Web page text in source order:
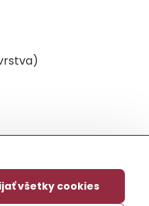
všetky cookies